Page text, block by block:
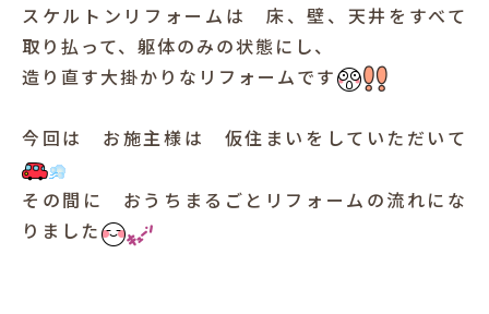
犬と暮らす
スケルトンリフォームは 床、壁、天井をすべて
取り払って、躯体のみの状態にし、
造り直す大掛かりなリフォームです
今回は お施主様は 仮住まいをしていただいて
その間に おうちまるごとリフォームの流れにな
りました